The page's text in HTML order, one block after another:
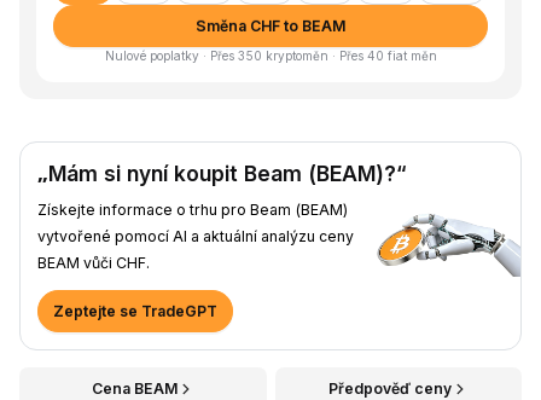
Směna CHF to BEAM
Nulové poplatky · Přes 350 kryptoměn · Přes 40 fiat měn
„Mám si nyní koupit Beam (BEAM)?“
Získejte informace o trhu pro Beam (BEAM)
vytvořené pomocí AI a aktuální analýzu ceny
BEAM vůči CHF.
Zeptejte se TradeGPT
Cena BEAM Předpověď ceny